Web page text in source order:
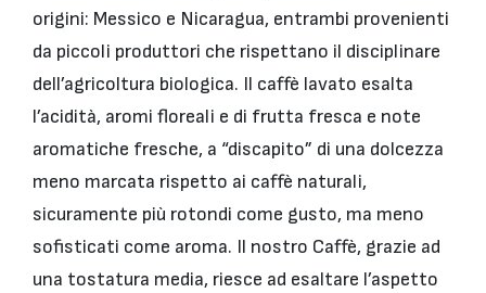
origini: Messico e Nicaragua, entrambi provenienti
da piccoli produttori che rispettano il disciplinare
dell’agricoltura biologica. Il caffè lavato esalta
l’acidità, aromi floreali e di frutta fresca e note
aromatiche fresche, a “discapito” di una dolcezza
meno marcata rispetto ai caffè naturali,
sicuramente più rotondi come gusto, ma meno
sofisticati come aroma. Il nostro Caffè, grazie ad
una tostatura media, riesce ad esaltare l’aspetto